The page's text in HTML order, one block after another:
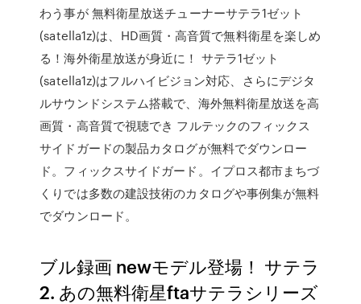
わう事が 無料衛星放送チューナーサテラ1ゼット
(satella1z)は、HD画質・高音質で無料衛星を楽しめ
る！海外衛星放送が身近に！ サテラ1ゼット
(satella1z)はフルハイビジョン対応、さらにデジタ
ルサウンドシステム搭載で、海外無料衛星放送を高
画質・高音質で視聴でき フルテックのフィックス
サイドガードの製品カタログが無料でダウンロー
ド。フィックスサイドガード。イプロス都市まちづ
くりでは多数の建設技術のカタログや事例集が無料
でダウンロード。
ブル録画 newモデル登場！ サテラ
2. あの無料衛星ftaサテラシリーズ